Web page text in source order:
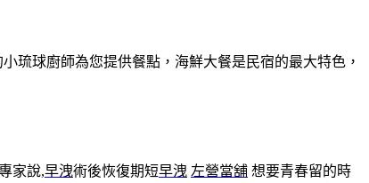
球廚師為您提供餐點，海鮮大餐是民宿的最大特色，
家說,早洩術後恢復期短早洩 左營當舖 想要青春留的時